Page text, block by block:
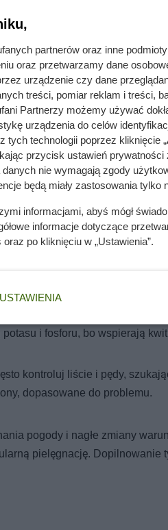
pierwsze sygnały i
jak go nie zabić!
efekt „wow” przez cały sezon
podlewaj je regularnie,
i fosforu, bo wspierają
kontroluj liście i pędy,
dopasowane do problemu.
pogody i nagłe zmiany
pielęgnację. Dopilnowanie
partnerów oraz inne
oraz przetwarzamy dane
urządzenie czy dane
treści, pomiar reklam i treści,
Partnerzy możemy używać
urządzenia do celów
tych technologii poprzez kliknięcie
przycisk ustawień
danych nie wymagają zgody
będą miały zastosowania tylko
informacjami, abyś mógł
informacje dotyczące
oraz po kliknięciu w „Ustawienia”.
USTAWIENIA